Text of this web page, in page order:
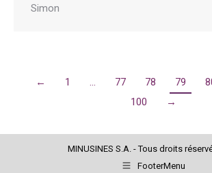
Simon
← 1 … 77 78 79
100
→
MINUSINES S.A. - Tous droits
FooterMenu